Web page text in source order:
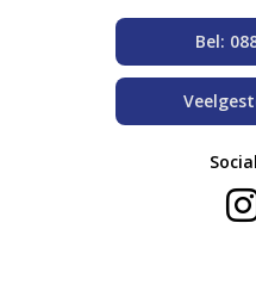
Bel: